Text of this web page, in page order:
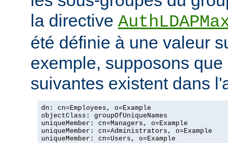
la directive
été définie à une valeur
exemple, supposons
suivantes existent dans
dn: cn=Employees, o=Example
objectClass: groupOfUniqueNames
uniqueMember: cn=Managers, o=Example
uniqueMember: cn=Administrators, o=Example
uniqueMember: cn=Users, o=Example